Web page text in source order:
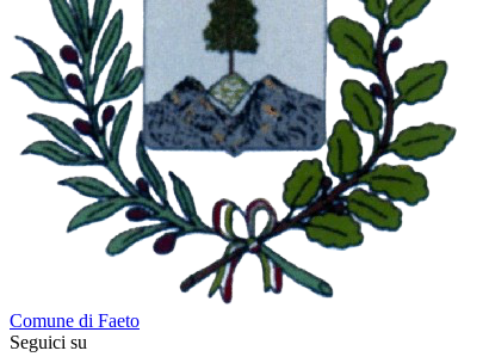
Comune di Faeto
Seguici su